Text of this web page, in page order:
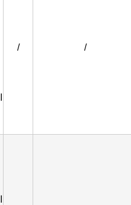
/
/